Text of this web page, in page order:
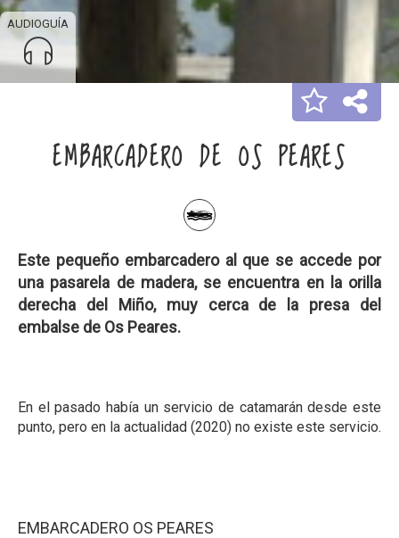
AUDIOGUÍA
EMBARCADERO DE OS PEARES
Este pequeño embarcadero al que se accede por
una pasarela de madera, se encuentra en la orilla
derecha del Miño, muy cerca de la presa del
embalse de Os Peares.
En el pasado había un servicio de catamarán desde este
punto, pero en la actualidad (2020) no existe este servicio.
EMBARCADERO OS PEARES